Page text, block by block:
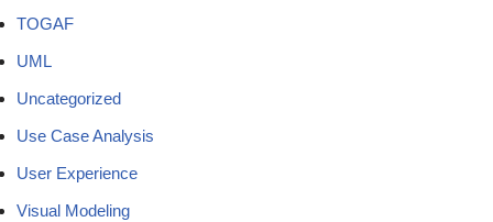
TOGAF
UML
Uncategorized
Use Case Analysis
User Experience
Visual Modeling